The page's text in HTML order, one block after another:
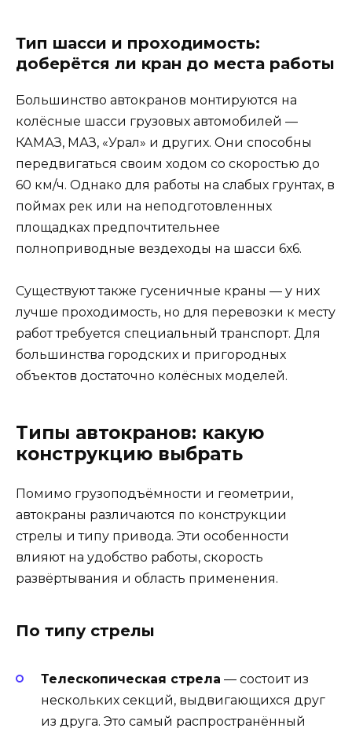
Тип шасси и проходимость:
доберётся ли кран до места работы
Большинство автокранов монтируются на
колёсные шасси грузовых автомобилей —
КАМАЗ, МАЗ, «Урал» и других. Они способны
передвигаться своим ходом со скоростью до
60 км/ч. Однако для работы на слабых грунтах, в
поймах рек или на неподготовленных
площадках предпочтительнее
полноприводные вездеходы на шасси 6х6.
Существуют также гусеничные краны — у них
лучше проходимость, но для перевозки к месту
работ требуется специальный транспорт. Для
большинства городских и пригородных
объектов достаточно колёсных моделей.
Типы автокранов: какую
конструкцию выбрать
Помимо грузоподъёмности и геометрии,
автокраны различаются по конструкции
стрелы и типу привода. Эти особенности
влияют на удобство работы, скорость
развёртывания и область применения.
По типу стрелы
Телескопическая стрела — состоит из
нескольких секций, выдвигающихся друг
из друга. Это самый распространённый